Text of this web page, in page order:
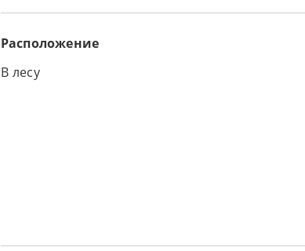
Расположение
В лесу